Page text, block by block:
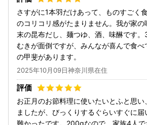
さすがに1本羽だけあって、ものすごく
のコリコリ感がたまりません。我が家
末の昆布だし、麺つゆ、酒、味醂です
むきが面倒ですが、みんなが喜んで食
の甲斐があります。
2025年10月09日神奈川県在住
お正月のお節料理に使いたいとふと思い
ましたが、びっくりするぐらいすぐに届